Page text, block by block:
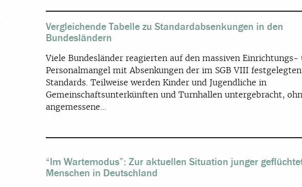
Vergleichende Tabelle zu Standardabsenkungen in den
Bundesländern
Viele Bundesländer reagierten auf den massiven Einrichtungs-
Personalmangel mit Absenkungen der im SGB VIII festgelegten
Standards. Teilweise werden Kinder und Jugendliche in
Gemeinschaftsunterkünften und Turnhallen untergebracht,
angemessene...
“Im Wartemodus”: Zur aktuellen Situation junger
Menschen in Deutschland